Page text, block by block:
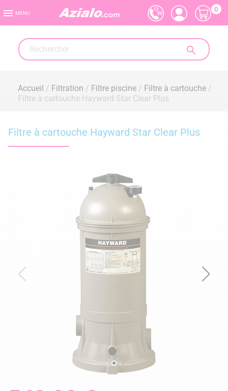
 MENU

0
Accueil Filtration Filtre piscine
Filtre à cartouche
Filtre à cartouche Hayward Star Clear Plus
Filtre à cartouche Hayward Star Clear Plus